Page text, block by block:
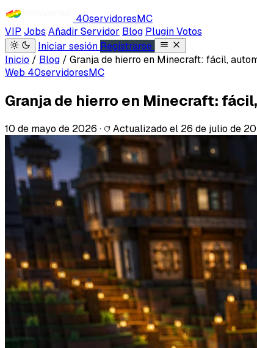
40servidoresMC
VIP Jobs Añadir Servidor Blog Plugin Votos
Iniciar sesión Registrarse
Inicio / Blog / Granja de hierro en Minecraft: fácil,
Web 40servidoresMC
Granja de hierro en Minecraft:
10 de mayo de 2026 · Actualizado el 26 de julio de